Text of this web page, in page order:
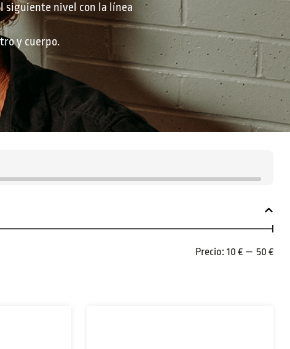
siguiente nivel con la línea
y cuerpo.
Precio: 10 € — 50 €